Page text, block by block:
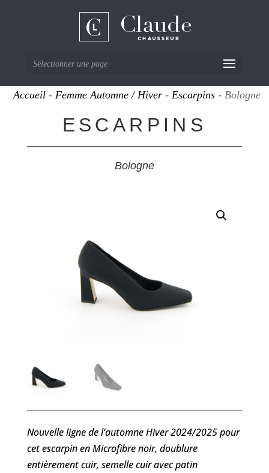
Sélectionner une page
Accueil -Femme Automne / Hiver -Escarpins - Bologne
ESCARPINS
Bologne
Nouvelle ligne de l’automne Hiver 2024/2025 pour
cet escarpin en Microfibre noir, doublure
entièrement cuir, semelle cuir avec patin